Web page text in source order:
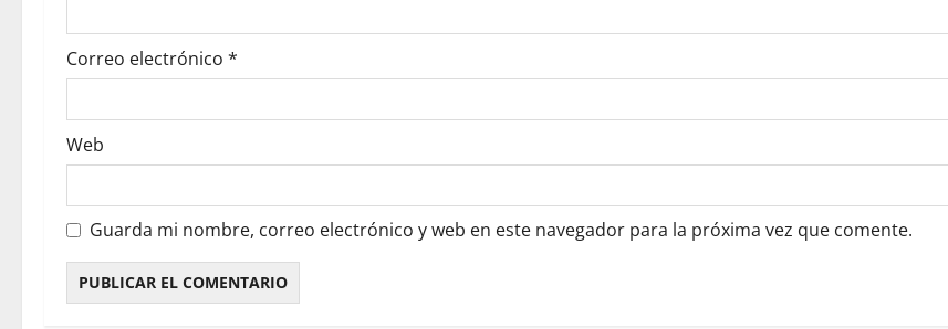
Correo electrónico *
Web
Guarda mi nombre, correo electrónico y web en este navegador para la próxima vez que comente.